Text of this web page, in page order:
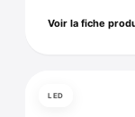
Voir la fiche
LED